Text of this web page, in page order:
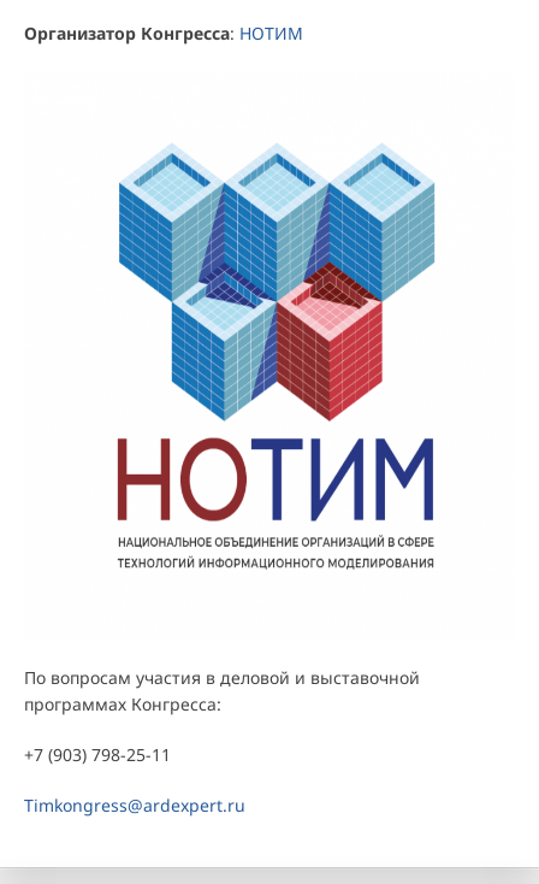
Организатор Конгресса: НОТИМ
По вопросам участия в деловой и выставочной
программах Конгресса:
+7 (903) 798-25-11
Timkongress@ardexpert.ru